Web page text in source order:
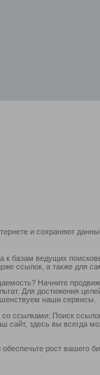
и сохраняют
к базам ведущих
ссылок, а также для
Начните
Для достижения
наши сервисы.
ссылками: Поиск
сайт, здесь вы всегда
рост вашего